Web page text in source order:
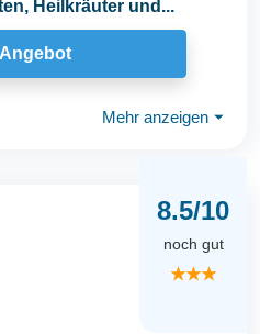
Heilkräuter und...
Mehr anzeigen ⏷
8.5/10
noch gut
★★★